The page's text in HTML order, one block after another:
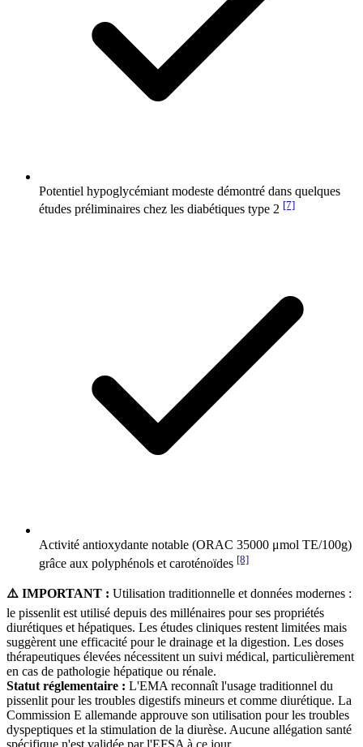
Potentiel hypoglycémiant modeste démontré dans quelques
études préliminaires chez les diabétiques type 2 [7]
Activité antioxydante notable (ORAC 35000 μmol TE/100g)
grâce aux polyphénols et caroténoïdes [8]
⚠️ IMPORTANT : Utilisation traditionnelle et données modernes :
le pissenlit est utilisé depuis des millénaires pour ses propriétés
diurétiques et hépatiques. Les études cliniques restent limitées mais
suggèrent une efficacité pour le drainage et la digestion. Les doses
thérapeutiques élevées nécessitent un suivi médical, particulièrement
en cas de pathologie hépatique ou rénale.
Statut réglementaire : L'EMA reconnaît l'usage traditionnel du
pissenlit pour les troubles digestifs mineurs et comme diurétique. La
Commission E allemande approuve son utilisation pour les troubles
dyspeptiques et la stimulation de la diurèse. Aucune allégation santé
spécifique n'est validée par l'EFSA à ce jour.